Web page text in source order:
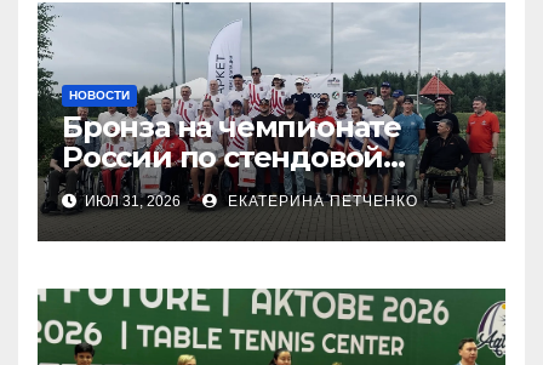
НОВОСТИ
Бронза на чемпионате
России по стендовой
стрельбе
ИЮЛ 31, 2026 ЕКАТЕРИНА ПЕТЧЕНКО